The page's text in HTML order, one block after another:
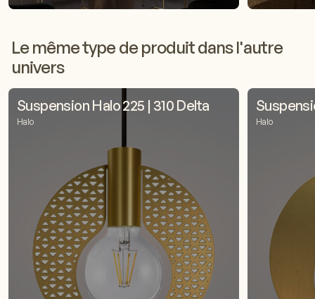
Le même type de produit dans l'autre
univers
Suspension Halo 225 | 310 Delta
Halo Halo